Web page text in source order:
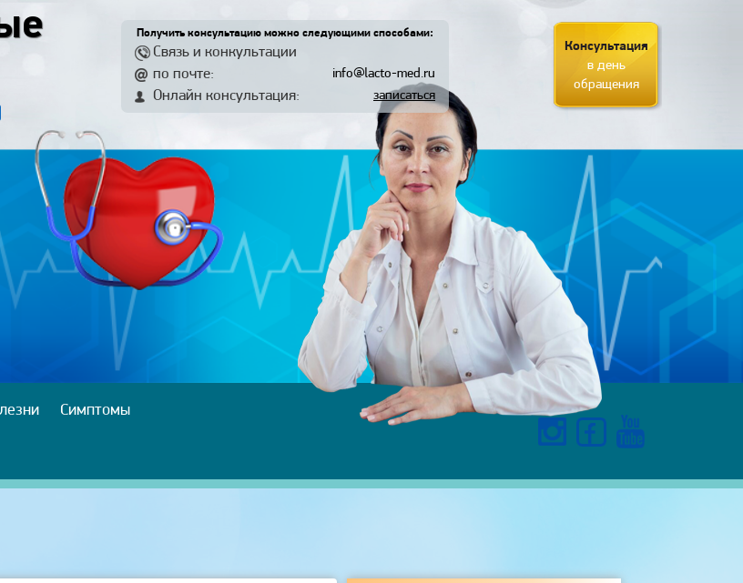
Получить консультацию можно следующими способами:
Связь и конкультации
по почте:
info@lacto-med.ru
Онлайн консультация: записаться
Консультация
в день
обращения
Симптомы